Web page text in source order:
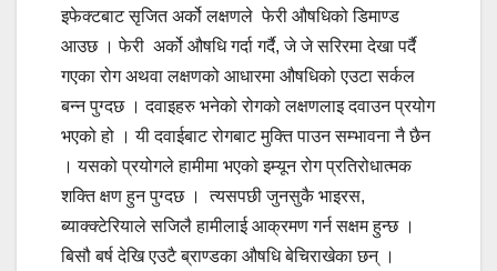
इफेक्टबाट सृजित अर्को लक्षणले फेरी औषधिको डिमाण्ड
आउछ । फेरी अर्को औषधि गर्दा गर्दै, जे जे सरिरमा देखा पर्दै
गएका रोग अथवा लक्षणको आधारमा औषधिको एउटा सर्कल
बन्न पुग्दछ । दवाइहरु भनेको रोगको लक्षणलाइ दवाउन प्रयोग
भएको हो । यी दवाईबाट रोगबाट मुक्ति पाउन सम्भावना नै छैन
। यसको प्रयोगले हामीमा भएको इम्यून रोग प्रतिरोधात्मक
शक्ति क्षण हुन पुग्दछ । त्यसपछी जुनसुकै भाइरस,
ब्याक्क्टेरियाले सजिलै हामीलाई आक्रमण गर्न सक्षम हुन्छ ।
बिसौ बर्ष देखि एउटै ब्राण्डका औषधि बेचिराखेका छन् ।